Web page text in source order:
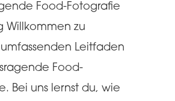
Food-Fotografie
Willkommen zu
Leitfaden
Food-
Bei uns lernst du, wie